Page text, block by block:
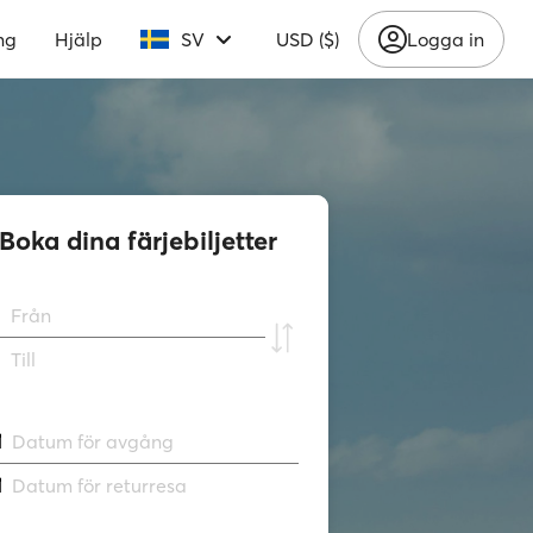
Hjälp SV USD ($) Logga in
Boka dina färjebiljetter
Från
Till
Datum för avgång
Datum för returresa